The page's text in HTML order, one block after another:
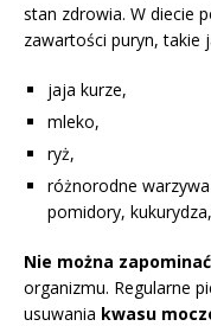
stan zdrowia. W diecie
zawartości puryn, takie
jaja kurze,
mleko,
ryż,
różnorodne
pomidory,
Nie można zapominać
organizmu. Regularne
usuwania kwasu